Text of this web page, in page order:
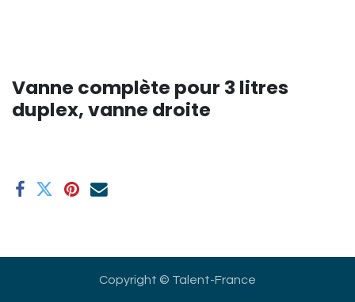
Vanne complète pour 3 litres
duplex, vanne droite
Copyright © Talent-France